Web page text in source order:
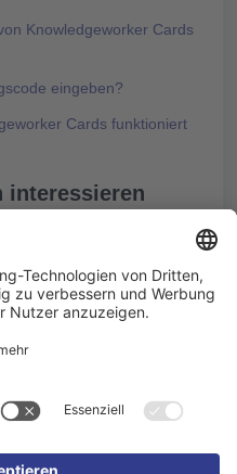
Knowledgeworker Cards
eingeben?
Cards funktioniert
interessieren
Cards funktioniert
Knowledgeworker Cards